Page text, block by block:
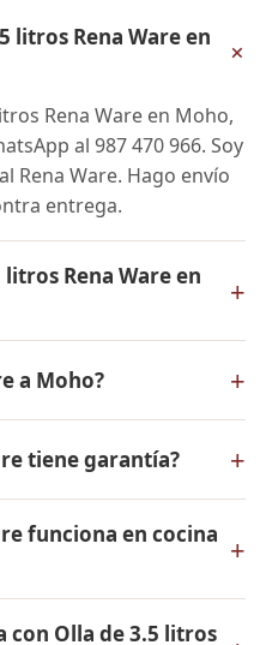
litros Rena Ware en
+
Rena Ware en Moho,
al 987 470 966. Soy
Rena Ware. Hago envío
entrega.
Rena Ware en
+
para conocer
disponibles y facilidades
de inicial.
a Moho? +
El pago es contra
tiene garantía? +
Todos los
en acero
la más alta calidad.
funciona en cocina +
con Olla de 3.5 litros